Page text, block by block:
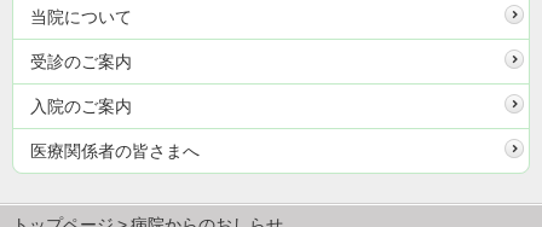
当院について
受診のご案内
入院のご案内
医療関係者の皆さまへ